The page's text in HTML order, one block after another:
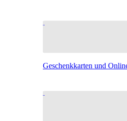
Geschenkkarten und